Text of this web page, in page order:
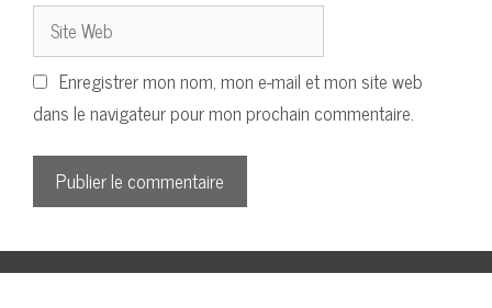
Site
Web
Enregistrer mon nom, mon e-mail et mon site web
dans le navigateur pour mon prochain commentaire.